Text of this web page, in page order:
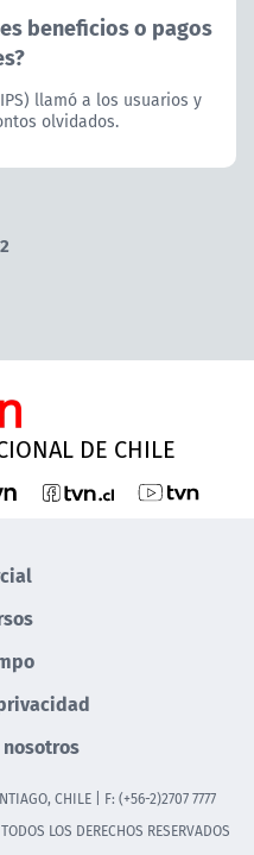
beneficios o pagos
llamó a los usuarios y
olvidados.
2
DE CHILE
CHILE | F: (+56-2)2707 7777
LOS DERECHOS RESERVADOS